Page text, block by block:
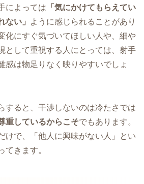
によっては 「気にかけてもらえてい
ない」
ように感じられることがあり
化にすぐ気づいてほしい人や、細や
として重視する人にとっては、射手
感は物足りなく映りやすいでしょ
すると、干渉しないのは冷たさでは
重しているからこそでもあります。
けで、「他人に興味がない人」とい
てきます。